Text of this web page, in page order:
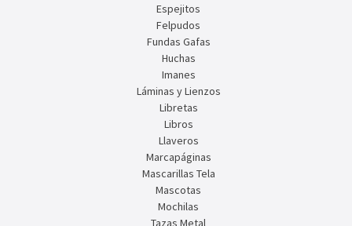
Espejitos
Felpudos
Fundas Gafas
Huchas
Imanes
Láminas y Lienzos
Libretas
Libros
Llaveros
Marcapáginas
Mascarillas Tela
Mascotas
Mochilas
Tazas Metal